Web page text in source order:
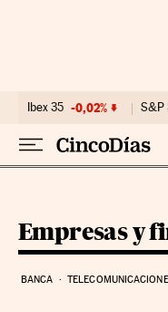
Ibex 35 -0,02% S&P
Empresas y
BANCA